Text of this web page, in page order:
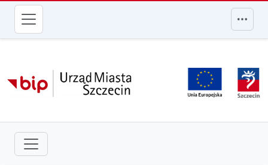
przejdź do głównego menu